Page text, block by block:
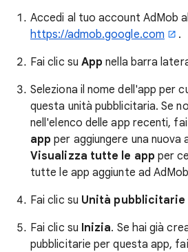
Accedi al tuo account AdMob
https://admob.google.com
.
Fai clic su App nella barra
Seleziona il nome dell'app per
questa unità pubblicitaria. Se
nell'elenco delle app recenti,
app per aggiungere una nuova
Visualizza tutte le app per
tutte le app aggiunte ad
Fai clic su Unità pubblicitarie
Fai clic su Inizia. Se hai già
pubblicitarie per questa app,